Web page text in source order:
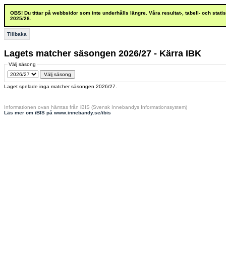
OBS! Du tittar på webbsidor som inte underhålls längre. Våra resultat-, tabell- och
2025/26.
Tillbaka
Lagets matcher säsongen 2026/27 - Kärra IBK
Välj säsong
Laget spelade inga matcher säsongen 2026/27.
Informationen ovan hämtas från iBIS (Svensk Innebandys Informationssystem)
Läs mer om iBIS på www.innebandy.se/ibis